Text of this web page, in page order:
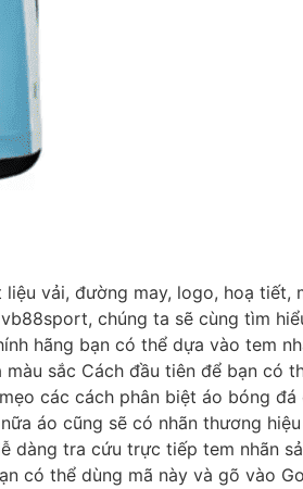
vải, đường may, logo, hoạ tiết,
chúng ta sẽ cùng tìm
hãng bạn có thể dựa vào tem
sắc Cách đầu tiên để bạn có
các cách phân biệt áo bóng đá
áo cũng sẽ có nhãn thương
dàng tra cứu trực tiếp tem nhãn
có thể dùng mã này và gõ vào